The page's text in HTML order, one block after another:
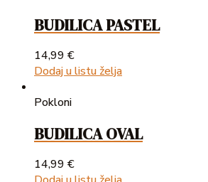
BUDILICA PASTEL
14,99 €
Dodaj u listu želja
Pokloni
BUDILICA OVAL
14,99 €